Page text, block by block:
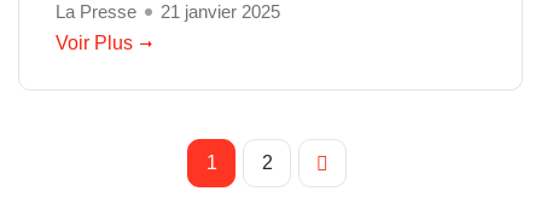
La Presse
21 janvier 2025
Voir Plus
1 2